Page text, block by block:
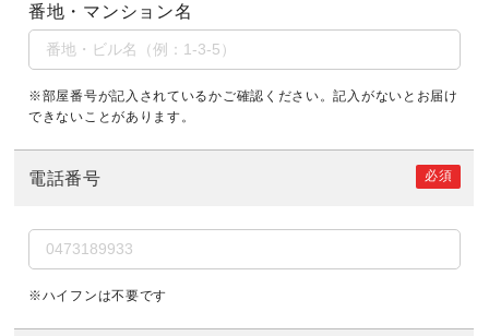
番地・マンション名
※部屋番号が記入されているかご確認ください。記入がないとお届け
できないことがあります。
電話番号 必須
※ハイフンは不要です